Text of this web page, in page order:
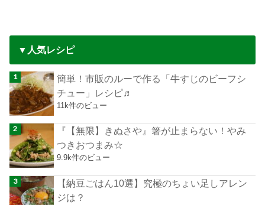
▼人気レシピ
簡単！市販のルーで作る「牛すじのビーフシ
チュー」レシピ♬
11k件のビュー
『【無限】きぬさや』箸が止まらない！やみ
つきおつまみ☆
9.9k件のビュー
【納豆ごはん10選】究極のちょい足しアレン
ジは？